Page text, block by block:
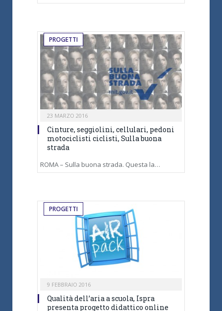
PROGETTI
23 MARZO 2016
Cinture, seggiolini, cellulari, pedoni
motociclisti ciclisti, Sulla buona
strada
ROMA – Sulla buona strada. Questa la…
PROGETTI
9 FEBBRAIO 2016
Qualità dell’aria a scuola, Ispra
presenta progetto didattico online